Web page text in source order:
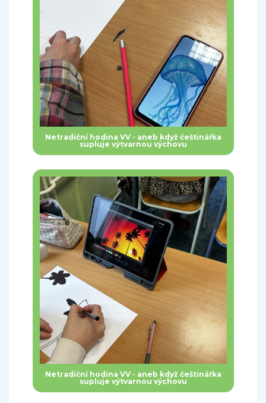
Netradiční hodina VV - aneb když češtinářka
supluje výtvarnou výchovu
Netradiční hodina VV - aneb když češtinářka
supluje výtvarnou výchovu